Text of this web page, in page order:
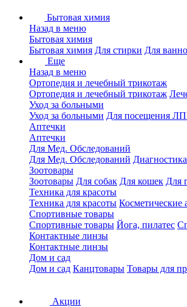
Бытовая химия
Назад в меню
Бытовая химия
Бытовая химия Для стирки Для
Еще
Назад в меню
Ортопедия и лечебный трикотаж
Ортопедия и лечебный трикотаж
Уход за больными
Уход за больными Для посещения
Аптечки
Аптечки
Для Мед. Обследований
Для Мед. Обследований
Зоотовары
Зоотовары Для собак Для кошек Для
Техника для красоты
Техника для красоты Косметические
Спортивные товары
Спортивные товары Йога, пилатес
Контактные линзы
Контактные линзы
Дом и сад
Дом и сад Канцтовары Товары для
Акции